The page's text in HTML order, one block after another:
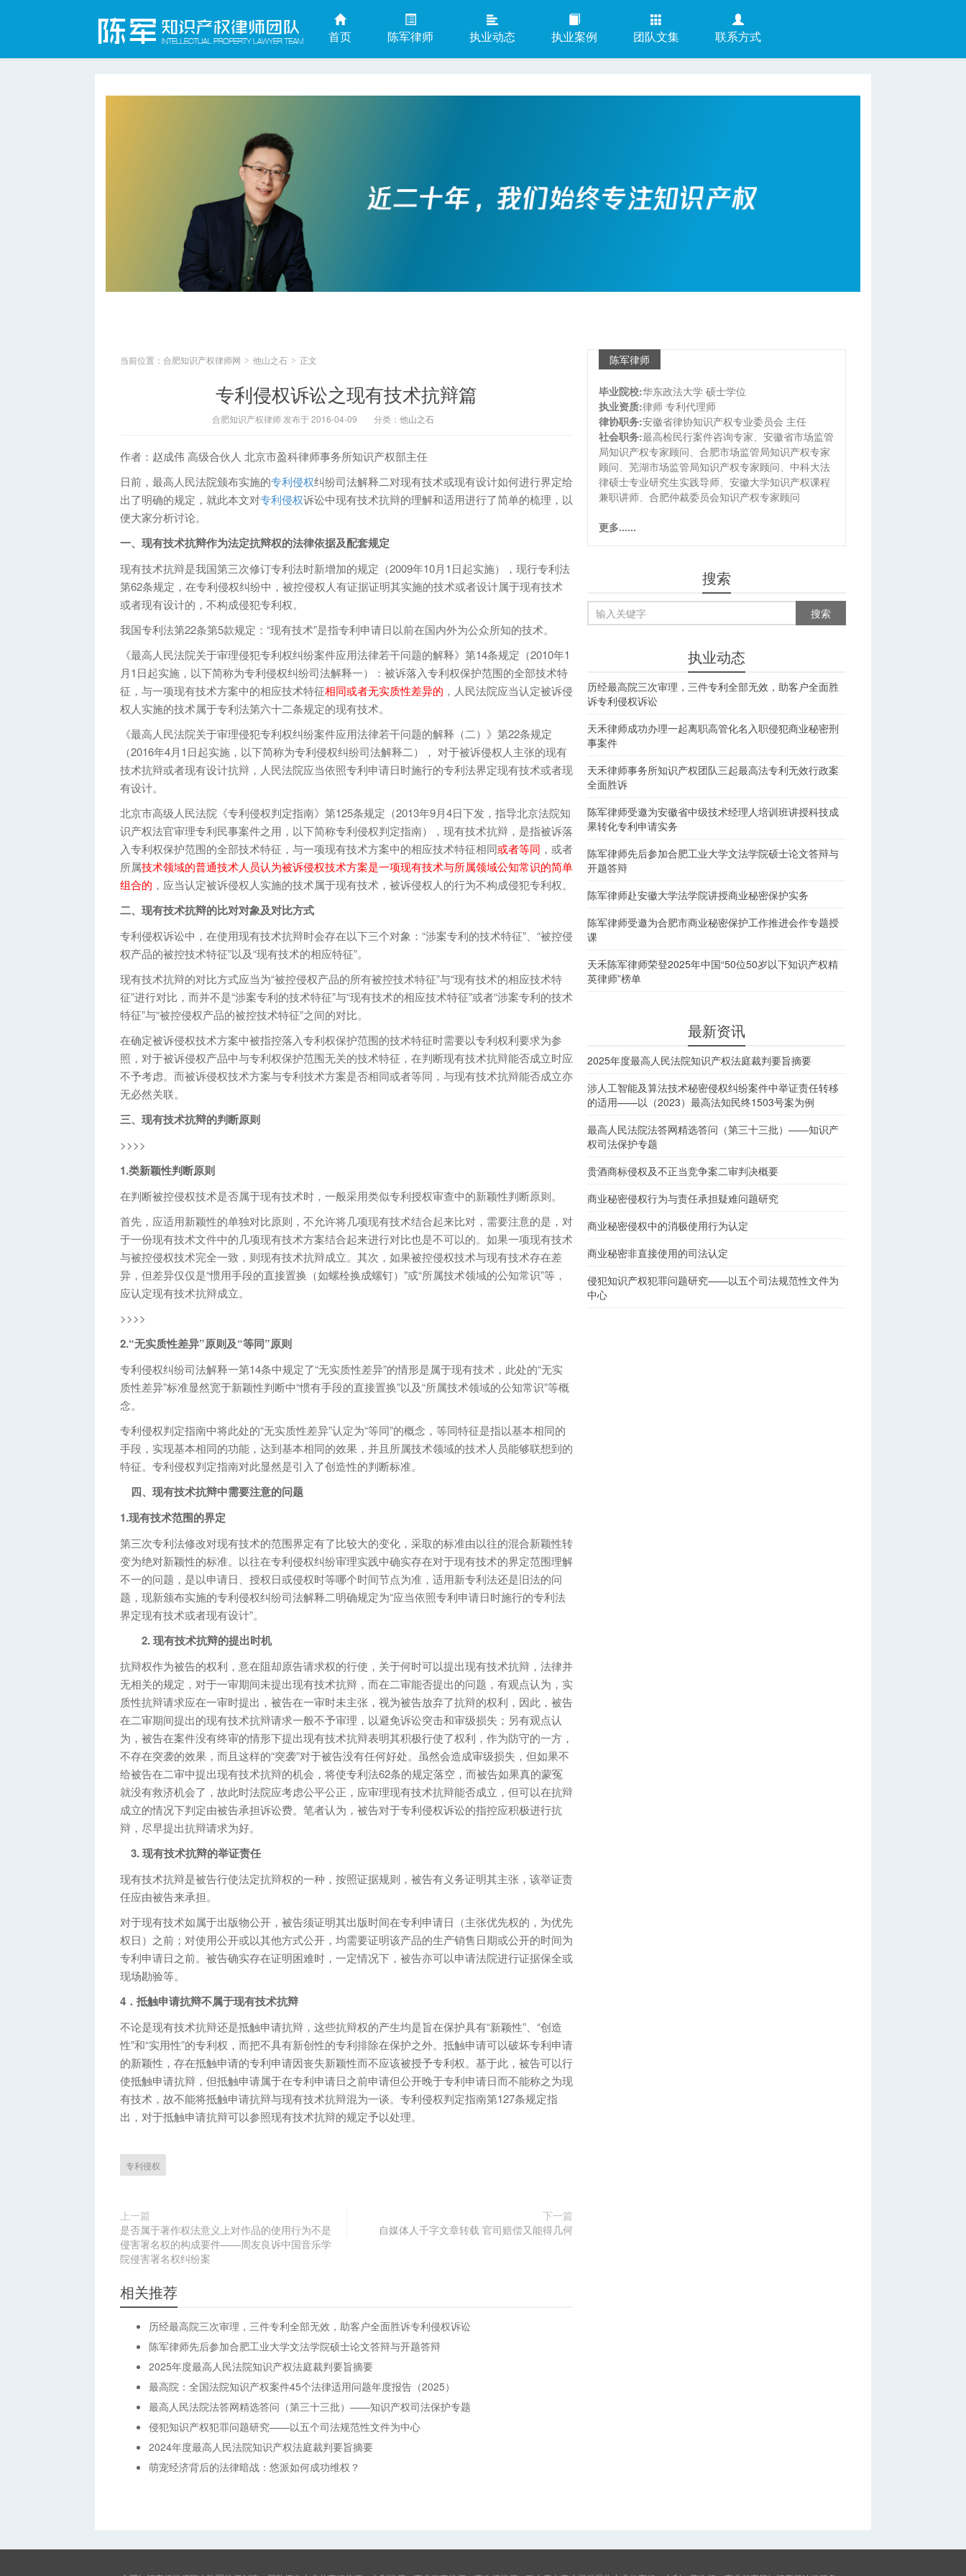
首页 陈军律师 执业动态 执业案例 团队文集 联系方式
当前位置： 合肥知识产权律师网 > 他山之石 > 正文
专利侵权诉讼之现有技术抗辩篇
合肥知识产权律师 发布于 2016-04-09 分类： 他山之石
作者：赵成伟 高级合伙人 北京市盈科律师事务所知识产权部主任
日前，最高人民法院颁布实施的专利侵权纠纷司法解释二对现有技术或现有设计如何进行界定给
出了明确的规定，就此本文对专利侵权诉讼中现有技术抗辩的理解和适用进行了简单的梳理，以
便大家分析讨论。
一、现有技术抗辩作为法定抗辩权的法律依据及配套规定
现有技术抗辩是我国第三次修订专利法时新增加的规定（2009年10月1日起实施），现行专利法
第62条规定，在专利侵权纠纷中，被控侵权人有证据证明其实施的技术或者设计属于现有技术
或者现有设计的，不构成侵犯专利权。
我国专利法第22条第5款规定：“现有技术”是指专利申请日以前在国内外为公众所知的技术。
《最高人民法院关于审理侵犯专利权纠纷案件应用法律若干问题的解释》第14条规定（2010年1
月1日起实施，以下简称为专利侵权纠纷司法解释一）：被诉落入专利权保护范围的全部技术特
征，与一项现有技术方案中的相应技术特征相同或者无实质性差异的 ，人民法院应当认定被诉侵
权人实施的技术属于专利法第六十二条规定的现有技术。
《最高人民法院关于审理侵犯专利权纠纷案件应用法律若干问题的解释（二）》第22条规定
（2016年4月1日起实施，以下简称为专利侵权纠纷司法解释二）， 对于被诉侵权人主张的现有
技术抗辩或者现有设计抗辩，人民法院应当依照专利申请日时施行的专利法界定现有技术或者现
有设计。
北京市高级人民法院《专利侵权判定指南》第125条规定（2013年9月4日下发，指导北京法院知
识产权法官审理专利民事案件之用，以下简称专利侵权判定指南），现有技术抗辩，是指被诉落
入专利权保护范围的全部技术特征，与一项现有技术方案中的相应技术特征相同或者等同 ，或者
所属技术领域的普通技术人员认为被诉侵权技术方案是一项现有技术与所属领域公知常识的简单
组合的 ，应当认定被诉侵权人实施的技术属于现有技术，被诉侵权人的行为不构成侵犯专利权。
二、现有技术抗辩的比对对象及对比方式
专利侵权诉讼中，在使用现有技术抗辩时会存在以下三个对象：“涉案专利的技术特征”、“被控侵
权产品的被控技术特征”以及“现有技术的相应特征”。
现有技术抗辩的对比方式应当为“被控侵权产品的所有被控技术特征”与“现有技术的相应技术特
征”进行对比，而并不是“涉案专利的技术特征”与“现有技术的相应技术特征”或者“涉案专利的技术
特征”与“被控侵权产品的被控技术特征”之间的对比。
在确定被诉侵权技术方案中被指控落入专利权保护范围的技术特征时需要以专利权利要求为参
照，对于被诉侵权产品中与专利权保护范围无关的技术特征，在判断现有技术抗辩能否成立时应
不予考虑。而被诉侵权技术方案与专利技术方案是否相同或者等同，与现有技术抗辩能否成立亦
无必然关联。
三、现有技术抗辩的判断原则
>>>>
1.类新颖性判断原则
在判断被控侵权技术是否属于现有技术时，一般采用类似专利授权审查中的新颖性判断原则。
首先，应适用新颖性的单独对比原则，不允许将几项现有技术结合起来比对，需要注意的是，对
于一份现有技术文件中的几项现有技术方案结合起来进行对比也是不可以的。如果一项现有技术
与被控侵权技术完全一致，则现有技术抗辩成立。其次，如果被控侵权技术与现有技术存在差
异，但差异仅仅是“惯用手段的直接置换（如螺栓换成螺钉）”或“所属技术领域的公知常识”等，
应认定现有技术抗辩成立。
>>>>
2.“无实质性差异”原则及“等同”原则
专利侵权纠纷司法解释一第14条中规定了“无实质性差异”的情形是属于现有技术，此处的“无实
质性差异”标准显然宽于新颖性判断中“惯有手段的直接置换”以及“所属技术领域的公知常识”等概
念。
专利侵权判定指南中将此处的“无实质性差异”认定为“等同”的概念，等同特征是指以基本相同的
手段，实现基本相同的功能，达到基本相同的效果，并且所属技术领域的技术人员能够联想到的
特征。专利侵权判定指南对此显然是引入了创造性的判断标准。
四、现有技术抗辩中需要注意的问题
1.现有技术范围的界定
第三次专利法修改对现有技术的范围界定有了比较大的变化，采取的标准由以往的混合新颖性转
变为绝对新颖性的标准。以往在专利侵权纠纷审理实践中确实存在对于现有技术的界定范围理解
不一的问题，是以申请日、授权日或侵权时等哪个时间节点为准，适用新专利法还是旧法的问
题，现新颁布实施的专利侵权纠纷司法解释二明确规定为“应当依照专利申请日时施行的专利法
界定现有技术或者现有设计”。
2. 现有技术抗辩的提出时机
抗辩权作为被告的权利，意在阻却原告请求权的行使，关于何时可以提出现有技术抗辩，法律并
无相关的规定，对于一审期间未提出现有技术抗辩，而在二审能否提出的问题，有观点认为，实
质性抗辩请求应在一审时提出，被告在一审时未主张，视为被告放弃了抗辩的权利，因此，被告
在二审期间提出的现有技术抗辩请求一般不予审理，以避免诉讼突击和审级损失；另有观点认
为，被告在案件没有终审的情形下提出现有技术抗辩表明其积极行使了权利，作为防守的一方，
不存在突袭的效果，而且这样的“突袭”对于被告没有任何好处。虽然会造成审级损失，但如果不
给被告在二审中提出现有技术抗辩的机会，将使专利法62条的规定落空，而被告如果真的蒙冤
就没有救济机会了，故此时法院应考虑公平公正，应审理现有技术抗辩能否成立，但可以在抗辩
成立的情况下判定由被告承担诉讼费。笔者认为，被告对于专利侵权诉讼的指控应积极进行抗
辩，尽早提出抗辩请求为好。
3. 现有技术抗辩的举证责任
现有技术抗辩是被告行使法定抗辩权的一种，按照证据规则，被告有义务证明其主张，该举证责
任应由被告来承担。
对于现有技术如属于出版物公开，被告须证明其出版时间在专利申请日（主张优先权的，为优先
权日）之前；对使用公开或以其他方式公开，均需要证明该产品的生产销售日期或公开的时间为
专利申请日之前。被告确实存在证明困难时，一定情况下，被告亦可以申请法院进行证据保全或
现场勘验等。
4．抵触申请抗辩不属于现有技术抗辩
不论是现有技术抗辩还是抵触申请抗辩，这些抗辩权的产生均是旨在保护具有“新颖性”、“创造
性”和“实用性”的专利权，而把不具有新创性的专利排除在保护之外。抵触申请可以破坏专利申请
的新颖性，存在抵触申请的专利申请因丧失新颖性而不应该被授予专利权。基于此，被告可以行
使抵触申请抗辩，但抵触申请属于在专利申请日之前申请但公开晚于专利申请日而不能称之为现
有技术，故不能将抵触申请抗辩与现有技术抗辩混为一谈。专利侵权判定指南第127条规定指
出，对于抵触申请抗辩可以参照现有技术抗辩的规定予以处理。
专利侵权
上一篇
是否属于著作权法意义上对作品的使用行为不是
侵害署名权的构成要件——周友良诉中国音乐学
院侵害署名权纠纷案
下一篇
自媒体人千字文章转载 官司赔偿又能得几何
相关推荐
历经最高院三次审理，三件专利全部无效，助客户全面胜诉专利侵权诉讼
陈军律师先后参加合肥工业大学文法学院硕士论文答辩与开题答辩
2025年度最高人民法院知识产权法庭裁判要旨摘要
最高院：全国法院知识产权案件45个法律适用问题年度报告（2025）
最高人民法院法答网精选答问（第三十三批）——知识产权司法保护专题
侵犯知识产权犯罪问题研究——以五个司法规范性文件为中心
2024年度最高人民法院知识产权法庭裁判要旨摘要
萌宠经济背后的法律暗战：悠派如何成功维权？
陈军律师
毕业院校:华东政法大学 硕士学位
执业资质:律师 专利代理师
律协职务:安徽省律协知识产权专业委员会 主任
社会职务:最高检民行案件咨询专家、安徽省市场监管
局知识产权专家顾问、合肥市场监管局知识产权专家
顾问、芜湖市场监管局知识产权专家顾问、中科大法
律硕士专业研究生实践导师、安徽大学知识产权课程
兼职讲师、合肥仲裁委员会知识产权专家顾问
更多......
搜索
执业动态
历经最高院三次审理，三件专利全部无效，助客户全面胜
诉专利侵权诉讼
天禾律师成功办理一起离职高管化名入职侵犯商业秘密刑
事案件
天禾律师事务所知识产权团队三起最高法专利无效行政案
全面胜诉
陈军律师受邀为安徽省中级技术经理人培训班讲授科技成
果转化专利申请实务
陈军律师先后参加合肥工业大学文法学院硕士论文答辩与
开题答辩
陈军律师赴安徽大学法学院讲授商业秘密保护实务
陈军律师受邀为合肥市商业秘密保护工作推进会作专题授
课
天禾陈军律师荣登2025年中国“50位50岁以下知识产权精
英律师”榜单
最新资讯
2025年度最高人民法院知识产权法庭裁判要旨摘要
涉人工智能及算法技术秘密侵权纠纷案件中举证责任转移
的适用——以（2023）最高法知民终1503号案为例
最高人民法院法答网精选答问（第三十三批）——知识产
权司法保护专题
贵酒商标侵权及不正当竞争案二审判决概要
商业秘密侵权行为与责任承担疑难问题研究
商业秘密侵权中的消极使用行为认定
商业秘密非直接使用的司法认定
侵犯知识产权犯罪问题研究——以五个司法规范性文件为
中心